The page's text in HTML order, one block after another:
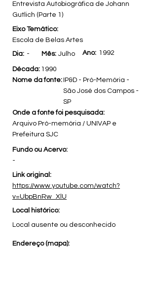
Entrevista Autobiográfica de Johann
Gutlich (Parte 1)
Eixo Temático:
Escola de Belas Artes
Dia: - Mês:Julho Ano: 1992
Década: 1990
Nome da fonte: IP&D - Pró-Memória -
São José dos Campos -
SP
Onde a fonte foi pesquisada:
Arquivo Pró-memória / UNIVAP e
Prefeitura SJC
Fundo ou Acervo:
-
Link original:
https://www.youtube.com/watch?
v=UbpBnRw_XlU
Local histórico:
Local ausente ou desconhecido
Endereço (mapa):